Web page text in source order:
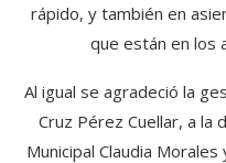
rápido, y también en
que están en los
Al igual se agradeció la
Cruz Pérez Cuellar, a la
Municipal Claudia